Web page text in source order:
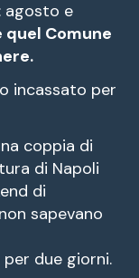
agosto e
quel Comune
incassato per
coppia di
di Napoli
di
sapevano
due giorni.